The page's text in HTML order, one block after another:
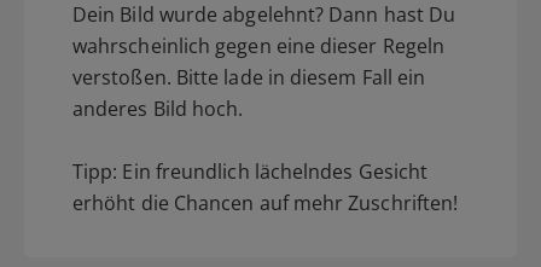
Dein Bild wurde abgelehnt? Dann hast Du
wahrscheinlich gegen eine dieser Regeln
verstoßen. Bitte lade in diesem Fall ein
anderes Bild hoch.
Tipp: Ein freundlich lächelndes Gesicht
erhöht die Chancen auf mehr Zuschriften!